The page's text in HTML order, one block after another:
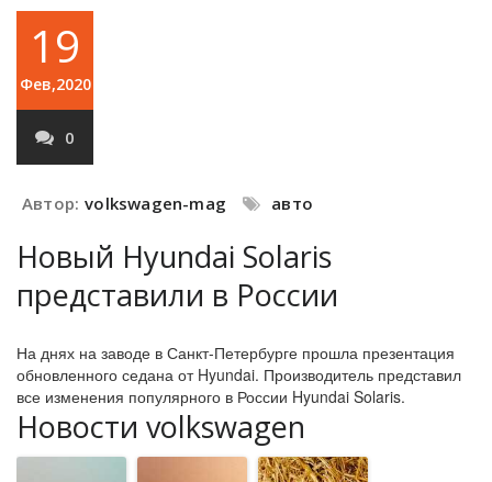
19
Фев,2020
0
Автор: volkswagen-mag авто
Новый Hyundai Solaris
представили в России
На днях на заводе в Санкт-Петербурге прошла презентация
обновленного седана от Hyundai. Производитель представил
все изменения популярного в России Hyundai Solaris.
Новости volkswagen